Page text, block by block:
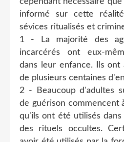
informé sur cette
sévices ritualisés et
1 - La majorité des
incarcérés ont eux-
dans leur enfance. Ils ont
de plusieurs centaines
2 - Beaucoup d'adultes
de guérison commencent
qu'ils ont été utilisés
des rituels occultes.